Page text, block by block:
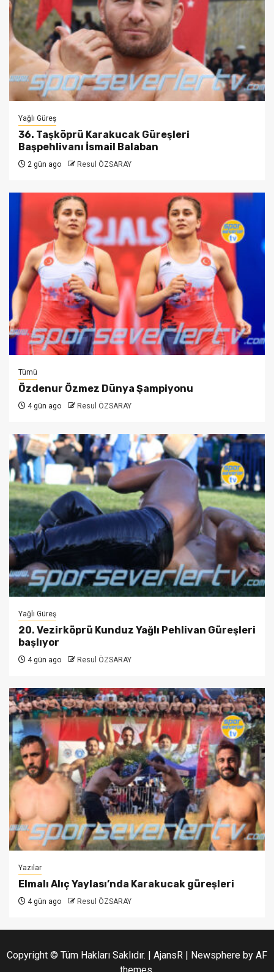
Yağlı Güreş
36. Taşköprü Karakucak Güreşleri
Başpehlivanı İsmail Balaban
2 gün ago Resul ÖZSARAY
Tümü
Özdenur Özmez Dünya Şampiyonu
4 gün ago Resul ÖZSARAY
Yağlı Güreş
20. Vezirköprü Kunduz Yağlı Pehlivan Güreşleri
başlıyor
4 gün ago Resul ÖZSARAY
Yazılar
Elmalı Alıç Yaylası’nda Karakucak güreşleri
4 gün ago Resul ÖZSARAY
Copyright © Tüm Hakları Saklıdır. | AjansR | Newsphere by AF